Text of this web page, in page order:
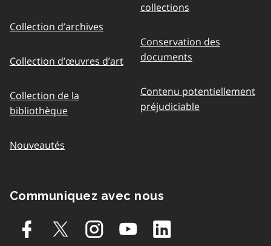
Collection d’archives
Collection d’œuvres d’art
Collection de la
bibliothèque
Nouveautés
collections
Conservation des
documents
Contenu potentiellement
préjudiciable
Communiquez avec nous